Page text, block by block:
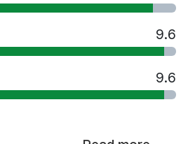
9.6
9.6